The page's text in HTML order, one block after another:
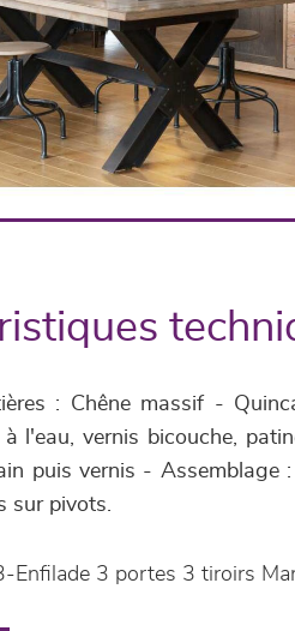
: Chêne massif -
à l'eau, vernis bicouche,
puis vernis - Assemblage
sur pivots.
Enfilade 3 portes 3 tiroirs